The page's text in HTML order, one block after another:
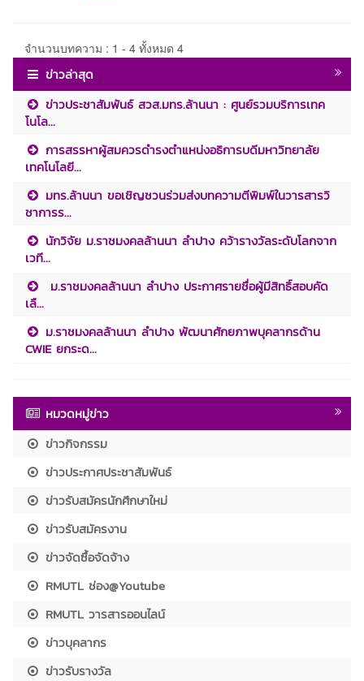
จำนวนบทความ : 1 - 4 ทั้งหมด 4
ข่าวล่าสุด
ข่าวประชาสัมพันธ์ สวส.มทร.ล้านนา : ศูนย์รวมบริการเทค
โนโล...
การสรรหาผู้สมควรดำรงตำแหน่งอธิการบดีมหาวิทยาลัย
เทคโนโลยี...
มทร.ล้านนา ขอเชิญชวนร่วมส่งบทความตีพิมพ์ในวารสารวิ
ชาการร...
นักวิจัย ม.ราชมงคลล้านนา ลำปาง คว้ารางวัลระดับโลกจาก
เวที...
ม.ราชมงคลล้านนา ลำปาง ประกาศรายชื่อผู้มีสิทธิ์สอบคัด
เลื...
ม.ราชมงคลล้านนา ลำปาง พัฒนาศักยภาพบุคลากรด้าน
CWIE ยกระด...
หมวดหมู่ข่าว
ข่าวกิจกรรม
ข่าวประกาศประชาสัมพันธ์
ข่าวรับสมัครนักศึกษาใหม่
ข่าวรับสมัครงาน
ข่าวจัดซื้อจัดจ้าง
RMUTL ช่อง@Youtube
RMUTL วารสารออนไลน์
ข่าวบุคลากร
ข่าวรับรางวัล